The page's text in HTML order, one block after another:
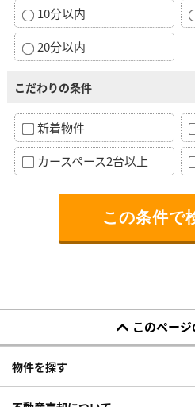
10分以内
20分以内
こだわりの条件
新着物件
カースペース2台以上
このペー
物件を探す